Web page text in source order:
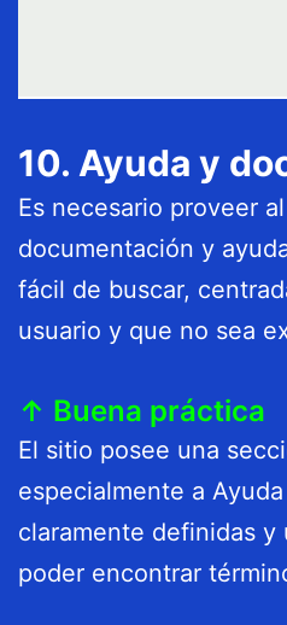
10. Ayuda y
Es necesario proveer
documentación y
fácil de buscar,
usuario y que no sea
↑ Buena práctica
El sitio posee una
especialmente a
claramente definidas y
poder encontrar